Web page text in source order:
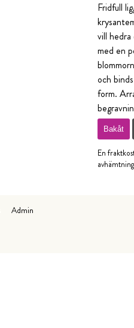
Fridfull
vill
med en
och
form.
Bakåt
En
Admin